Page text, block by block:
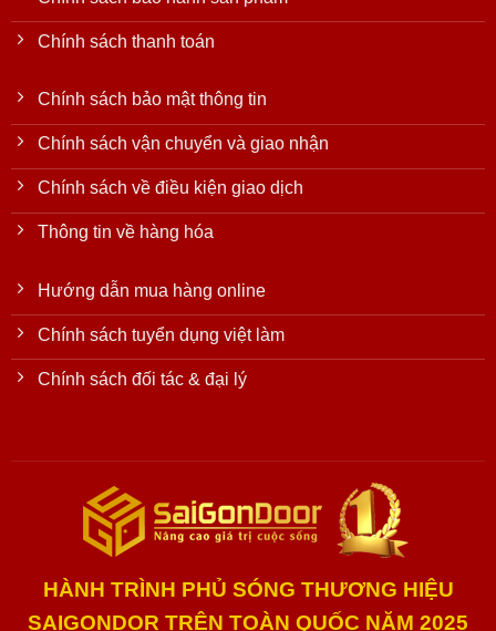
Chính sách thanh toán
Chính sách bảo mật thông tin
Chính sách vận chuyển và giao nhận
Chính sách về điều kiện giao dịch
Thông tin về hàng hóa
Hướng dẫn mua hàng online
Chính sách tuyển dụng việt làm
Chính sách đối tác & đại lý
HÀNH TRÌNH PHỦ SÓNG THƯƠNG HIỆU
SAIGONDOR TRÊN TOÀN QUỐC NĂM 2025